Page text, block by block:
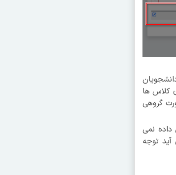
کلاس ها
گروهی
داده نمی
آید توجه